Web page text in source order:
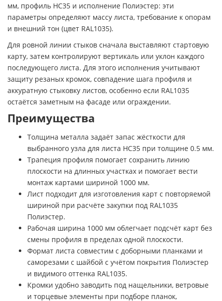
мм, профиль НС35 и исполнение Полиэстер: эти
параметры определяют массу листа, требование к опорам
и внешний тон (цвет RAL1035).
Для ровной линии стыков сначала выставляют стартовую
карту, затем контролируют вертикаль или уклон каждого
последующего листа. Для этого исполнения учитывают
защиту резаных кромок, совпадение шага профиля и
аккуратную стыковку листов, особенно если RAL1035
остаётся заметным на фасаде или ограждении.
Преимущества
Толщина металла задаёт запас жёсткости для
выбранного узла для листа НС35 при толщине 0.5 мм.
Трапеция профиля помогает сохранить линию
плоскости на длинных участках и помогает вести
монтаж картами шириной 1000 мм.
Лист подходит для изготовления карт с повторяемой
шириной при расчёте закупки под RAL1035
Полиэстер.
Рабочая ширина 1000 мм облегчает подсчёт карт без
смены профиля в пределах одной плоскости.
Формат листа совместим с доборными планками и
саморезами с шайбой с учётом покрытия Полиэстер
и видимого оттенка RAL1035.
Кромки удобно заводить под нащельники, ветровые
и торцевые элементы при подборе планок,